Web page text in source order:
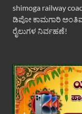
shimoga railway
ಡಿಪೋ ಕಾಮಗಾರಿ ಅಂತಿಮ
ರೈಲುಗಳ ನಿರ್ವಹಣೆ!